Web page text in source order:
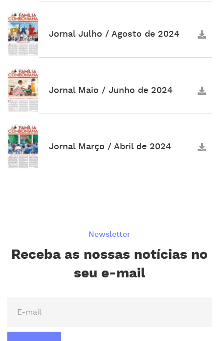
Jornal Julho / Agosto de 2024
Jornal Maio / Junho de 2024
Jornal Março / Abril de 2024
Newsletter
Receba as nossas notícias no
seu e-mail